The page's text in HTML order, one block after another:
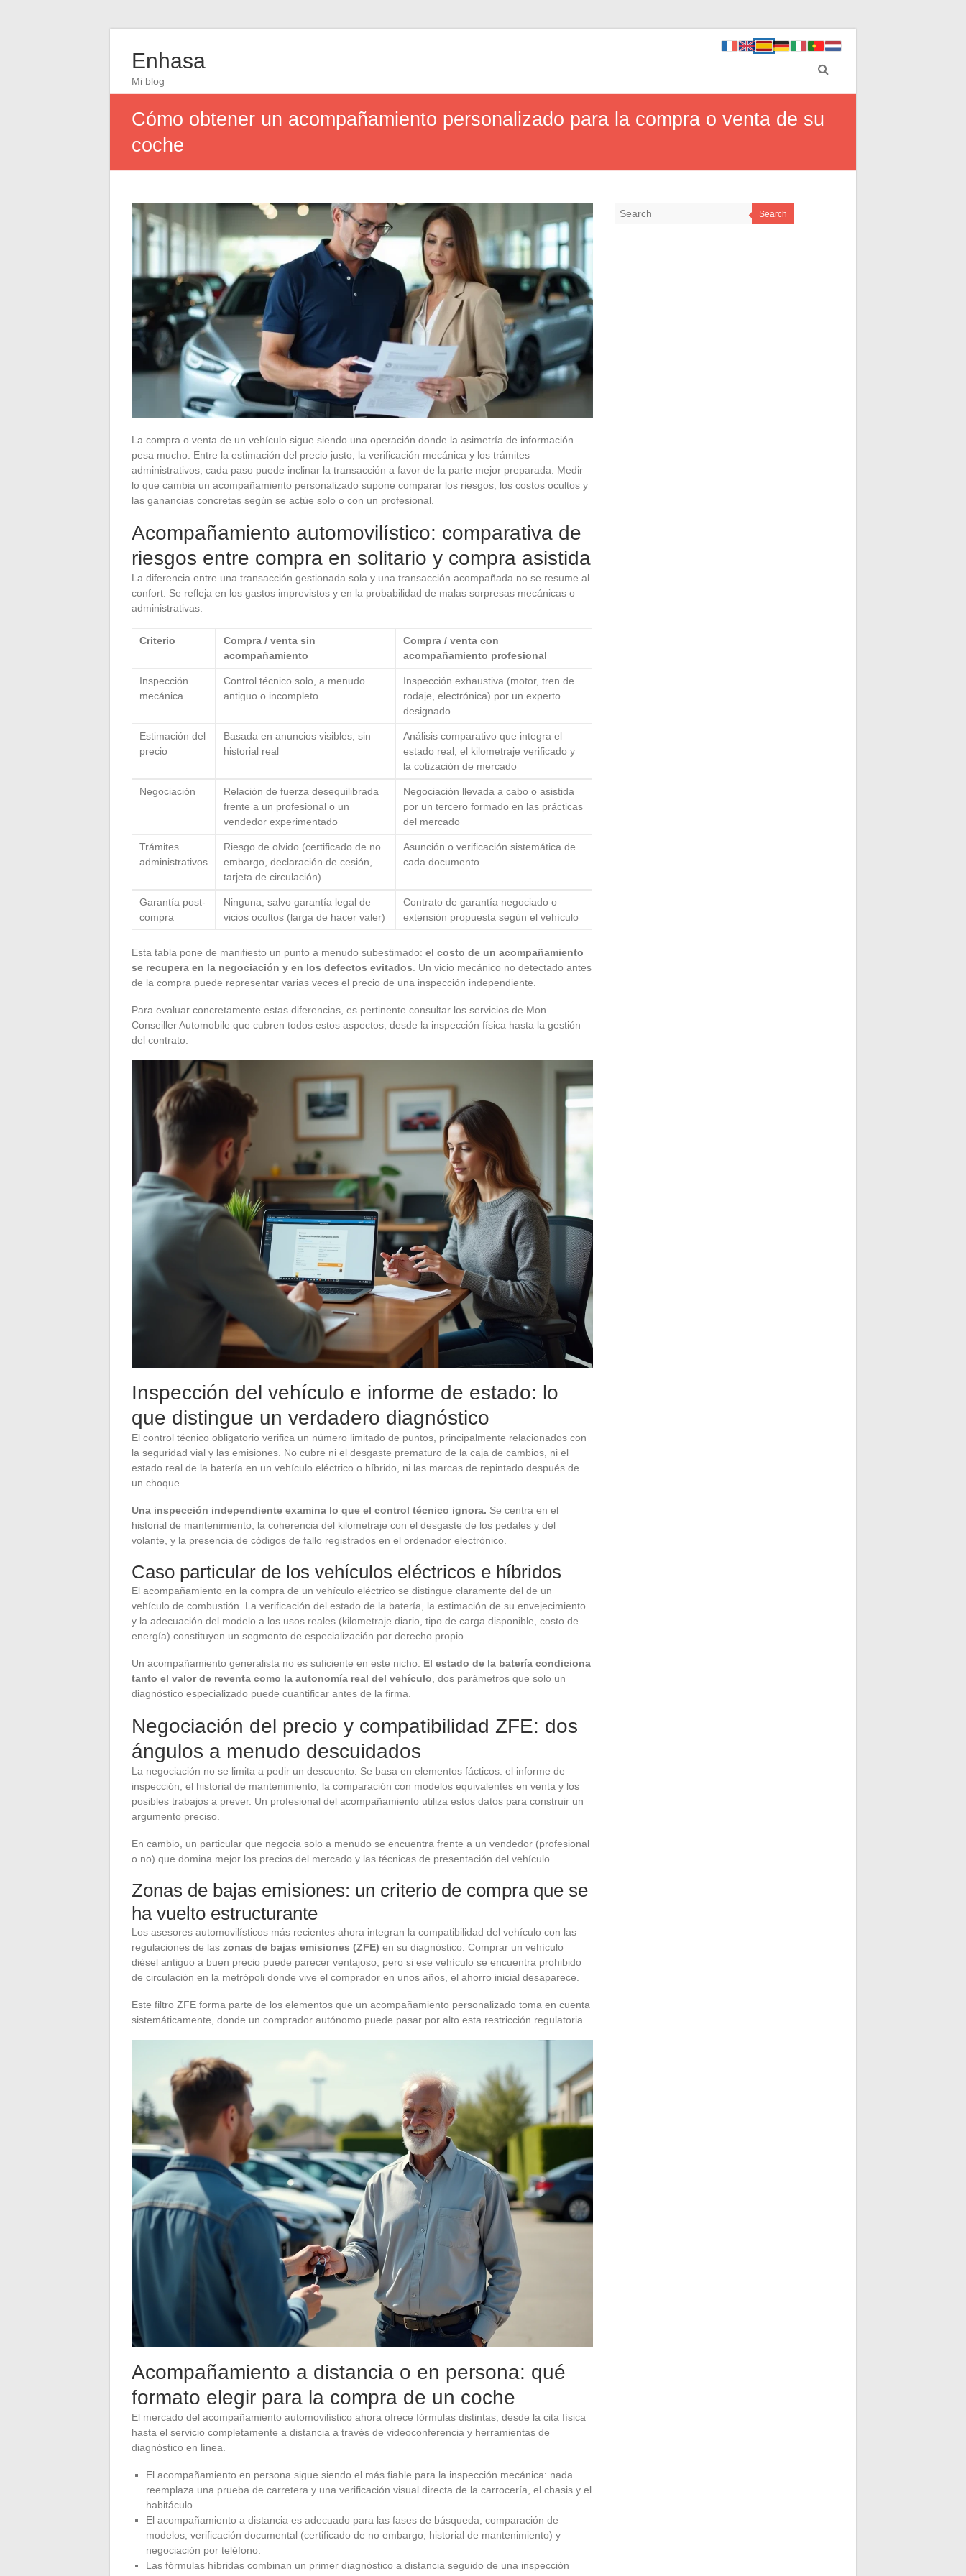
Enhasa
Mi blog
Cómo obtener un acompañamiento personalizado para la compra o venta de su
coche
La compra o venta de un vehículo sigue siendo una operación donde la asimetría de información
pesa mucho. Entre la estimación del precio justo, la verificación mecánica y los trámites
administrativos, cada paso puede inclinar la transacción a favor de la parte mejor preparada. Medir
lo que cambia un acompañamiento personalizado supone comparar los riesgos, los costos ocultos y
las ganancias concretas según se actúe solo o con un profesional.
Acompañamiento automovilístico: comparativa de
riesgos entre compra en solitario y compra asistida
La diferencia entre una transacción gestionada sola y una transacción acompañada no se resume al
confort. Se refleja en los gastos imprevistos y en la probabilidad de malas sorpresas mecánicas o
administrativas.
Criterio
Compra / venta sin
acompañamiento
Compra / venta con
acompañamiento profesional
Inspección
mecánica
Control técnico solo, a menudo
antiguo o incompleto
Inspección exhaustiva (motor, tren de
rodaje, electrónica) por un experto
designado
Estimación del
precio
Basada en anuncios visibles, sin
historial real
Análisis comparativo que integra el
estado real, el kilometraje verificado y
la cotización de mercado
Negociación
Relación de fuerza desequilibrada
frente a un profesional o un
vendedor experimentado
Negociación llevada a cabo o asistida
por un tercero formado en las prácticas
del mercado
Trámites
administrativos
Riesgo de olvido (certificado de no
embargo, declaración de cesión,
tarjeta de circulación)
Asunción o verificación sistemática de
cada documento
Garantía post-
compra
Ninguna, salvo garantía legal de
vicios ocultos (larga de hacer valer)
Contrato de garantía negociado o
extensión propuesta según el vehículo
Esta tabla pone de manifiesto un punto a menudo subestimado: el costo de un acompañamiento
se recupera en la negociación y en los defectos evitados . Un vicio mecánico no detectado antes
de la compra puede representar varias veces el precio de una inspección independiente.
Para evaluar concretamente estas diferencias, es pertinente consultar los servicios de Mon
Conseiller Automobile que cubren todos estos aspectos, desde la inspección física hasta la gestión
del contrato.
Inspección del vehículo e informe de estado: lo
que distingue un verdadero diagnóstico
El control técnico obligatorio verifica un número limitado de puntos, principalmente relacionados con
la seguridad vial y las emisiones. No cubre ni el desgaste prematuro de la caja de cambios, ni el
estado real de la batería en un vehículo eléctrico o híbrido, ni las marcas de repintado después de
un choque.
Una inspección independiente examina lo que el control técnico ignora. Se centra en el
historial de mantenimiento, la coherencia del kilometraje con el desgaste de los pedales y del
volante, y la presencia de códigos de fallo registrados en el ordenador electrónico.
Caso particular de los vehículos eléctricos e híbridos
El acompañamiento en la compra de un vehículo eléctrico se distingue claramente del de un
vehículo de combustión. La verificación del estado de la batería, la estimación de su envejecimiento
y la adecuación del modelo a los usos reales (kilometraje diario, tipo de carga disponible, costo de
energía) constituyen un segmento de especialización por derecho propio.
Un acompañamiento generalista no es suficiente en este nicho. El estado de la batería condiciona
tanto el valor de reventa como la autonomía real del vehículo , dos parámetros que solo un
diagnóstico especializado puede cuantificar antes de la firma.
Negociación del precio y compatibilidad ZFE: dos
ángulos a menudo descuidados
La negociación no se limita a pedir un descuento. Se basa en elementos fácticos: el informe de
inspección, el historial de mantenimiento, la comparación con modelos equivalentes en venta y los
posibles trabajos a prever. Un profesional del acompañamiento utiliza estos datos para construir un
argumento preciso.
En cambio, un particular que negocia solo a menudo se encuentra frente a un vendedor (profesional
o no) que domina mejor los precios del mercado y las técnicas de presentación del vehículo.
Zonas de bajas emisiones: un criterio de compra que se
ha vuelto estructurante
Los asesores automovilísticos más recientes ahora integran la compatibilidad del vehículo con las
regulaciones de las zonas de bajas emisiones (ZFE) en su diagnóstico. Comprar un vehículo
diésel antiguo a buen precio puede parecer ventajoso, pero si ese vehículo se encuentra prohibido
de circulación en la metrópoli donde vive el comprador en unos años, el ahorro inicial desaparece.
Este filtro ZFE forma parte de los elementos que un acompañamiento personalizado toma en cuenta
sistemáticamente, donde un comprador autónomo puede pasar por alto esta restricción regulatoria.
Acompañamiento a distancia o en persona: qué
formato elegir para la compra de un coche
El mercado del acompañamiento automovilístico ahora ofrece fórmulas distintas, desde la cita física
hasta el servicio completamente a distancia a través de videoconferencia y herramientas de
diagnóstico en línea.
El acompañamiento en persona sigue siendo el más fiable para la inspección mecánica: nada
reemplaza una prueba de carretera y una verificación visual directa de la carrocería, el chasis y el
habitáculo.
El acompañamiento a distancia es adecuado para las fases de búsqueda, comparación de
modelos, verificación documental (certificado de no embargo, historial de mantenimiento) y
negociación por teléfono.
Las fórmulas híbridas combinan un primer diagnóstico a distancia seguido de una inspección
Search